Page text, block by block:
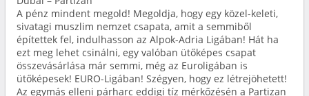
A pénz mindent megold! Megoldja, hogy egy közel-keleti,
sivatagi muszlim nemzet csapata, amit a semmiből
építettek fel, indulhasson az Alpok-Adria Ligában! Hát ha
ezt meg lehet csinálni, egy valóban ütőképes csapat
összevásárlása már semmi, még az Euroligában is
ütőképesek! EURO-Ligában! Szégyen, hogy ez létrejöhetett!
Az egymás elleni párharc eddigi tíz mérkőzésén a Partizan